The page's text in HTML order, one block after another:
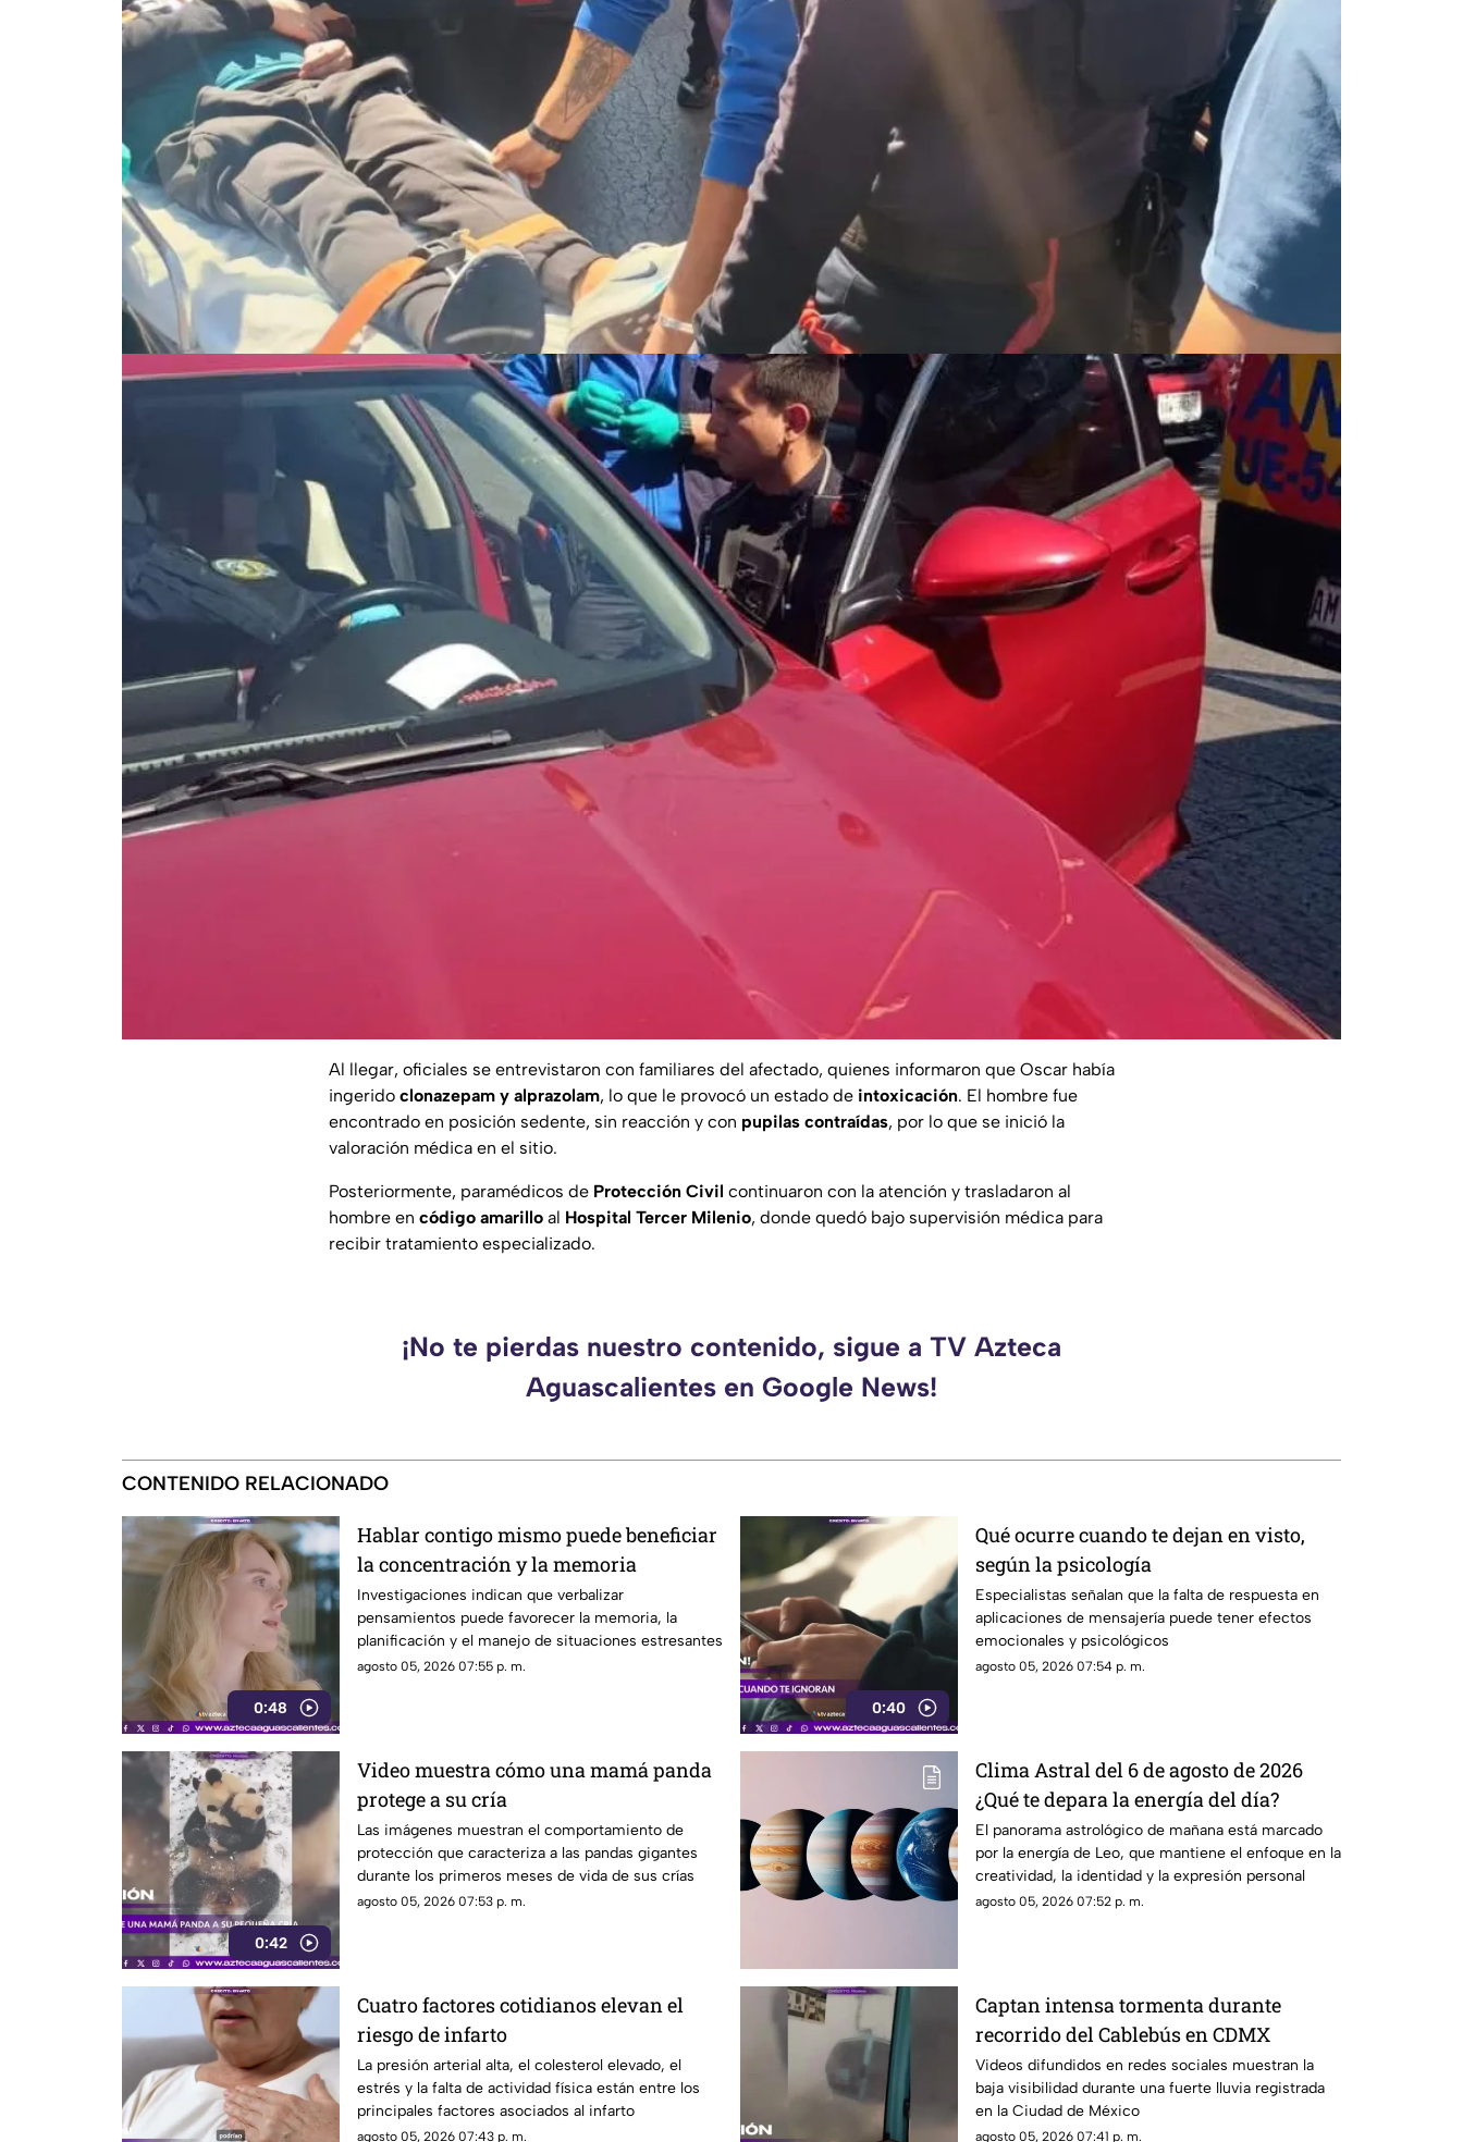
Al llegar, oficiales se entrevistaron con familiares del afectado, quienes informaron que Oscar había
ingerido clonazepam y alprazolam, lo que le provocó un estado de intoxicación. El hombre fue
encontrado en posición sedente, sin reacción y con pupilas contraídas, por lo que se inició la
valoración médica en el sitio.
Posteriormente, paramédicos de Protección Civil continuaron con la atención y trasladaron al
hombre en código amarillo al Hospital Tercer Milenio, donde quedó bajo supervisión médica para
recibir tratamiento especializado.
¡No te pierdas nuestro contenido, sigue a TV Azteca
Aguascalientes en Google News!
CONTENIDO RELACIONADO
0:48
Hablar contigo mismo puede beneficiar
la concentración y la memoria
Investigaciones indican que verbalizar
pensamientos puede favorecer la memoria, la
planificación y el manejo de situaciones estresantes
agosto 05, 2026 07:55 p. m.
0:40
Qué ocurre cuando te dejan en visto,
según la psicología
Especialistas señalan que la falta de respuesta en
aplicaciones de mensajería puede tener efectos
emocionales y psicológicos
agosto 05, 2026 07:54 p. m.
0:42
Video muestra cómo una mamá panda
protege a su cría
Las imágenes muestran el comportamiento de
protección que caracteriza a las pandas gigantes
durante los primeros meses de vida de sus crías
agosto 05, 2026 07:53 p. m.
Clima Astral del 6 de agosto de 2026
¿Qué te depara la energía del día?
El panorama astrológico de mañana está marcado
por la energía de Leo, que mantiene el enfoque en la
creatividad, la identidad y la expresión personal
agosto 05, 2026 07:52 p. m.
Cuatro factores cotidianos elevan el
riesgo de infarto
La presión arterial alta, el colesterol elevado, el
estrés y la falta de actividad física están entre los
principales factores asociados al infarto
agosto 05, 2026 07:43 p. m.
Captan intensa tormenta durante
recorrido del Cablebús en CDMX
Videos difundidos en redes sociales muestran la
baja visibilidad durante una fuerte lluvia registrada
en la Ciudad de México
agosto 05, 2026 07:41 p. m.